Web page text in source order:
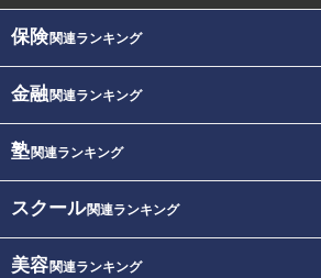
保険関連ランキング
金融関連ランキング
塾関連ランキング
スクール関連ランキング
美容関連ランキング